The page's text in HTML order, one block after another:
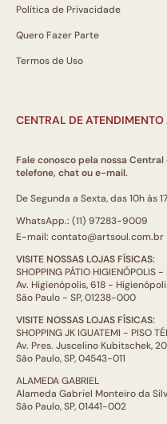
Política de Privacidade
Quero Fazer Parte
Termos de Uso
CENTRAL DE
Fale conosco pela nossa
telefone, chat ou e-mail.
De Segunda a Sexta, das 10h às
WhatsApp.: (11) 97283-9009
E-mail: contato@artsoul.com.br
VISITE NOSSAS LOJAS FÍSICAS:
SHOPPING PÁTIO HIGIENÓPOLIS
Av. Higienópolis, 618 -
São Paulo - SP, 01238-000
VISITE NOSSAS LOJAS FÍSICAS:
SHOPPING JK IGUATEMI - PISO
Av. Pres. Juscelino Kubitschek,
São Paulo, SP, 04543-011
ALAMEDA GABRIEL
Alameda Gabriel Monteiro da
São Paulo, SP, 01441-002